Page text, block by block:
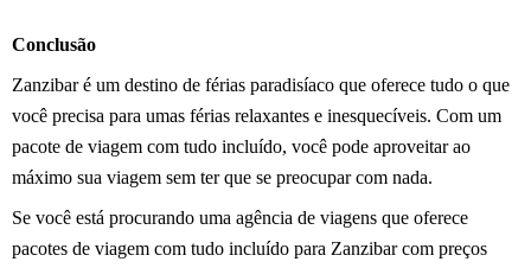
Conclusão
Zanzibar é um destino de férias paradisíaco que oferece tudo o que
você precisa para umas férias relaxantes e inesquecíveis. Com um
pacote de viagem com tudo incluído, você pode aproveitar ao
máximo sua viagem sem ter que se preocupar com nada.
Se você está procurando uma agência de viagens que oferece
pacotes de viagem com tudo incluído para Zanzibar com preços